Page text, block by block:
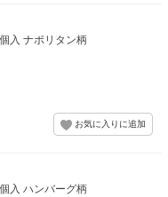
入 ナポリタン柄
入 ハンバーグ柄